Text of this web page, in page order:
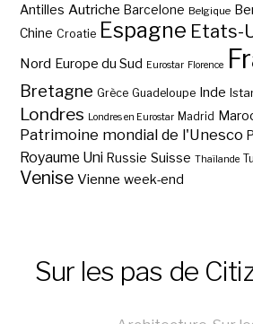
Antilles Autriche Barcelone Belgique
Chine Croatie Espagne Etats-
Nord Europe du Sud Eurostar Florence
Bretagne Grèce Guadeloupe Inde
Londres Londres en Eurostar Madrid
Patrimoine mondial de l'Unesco
Royaume Uni Russie Suisse Thaïlande
Venise Vienne week-end
Sur les pas de